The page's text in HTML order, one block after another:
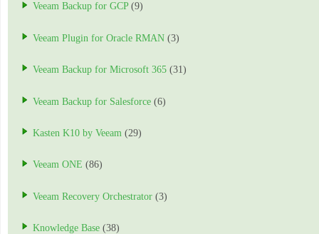
Veeam Backup for GCP(9)
Veeam Plugin for Oracle RMAN (3)
Veeam Backup for Microsoft 365 (31)
Veeam Backup for Salesforce (6)
Kasten K10 by Veeam (29)
Veeam ONE (86)
Veeam Recovery Orchestrator (3)
Knowledge Base (38)